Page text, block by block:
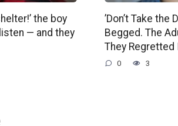
the boy
— and they
’Don’t Take the
Begged. The
They Regretted
0 3